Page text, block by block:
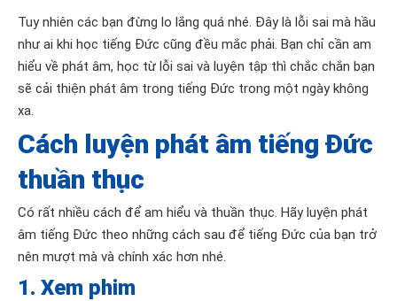
Tuy nhiên các bạn đừng lo lắng quá nhé. Đây là lỗi sai mà hầu
như ai khi học tiếng Đức cũng đều mắc phải. Bạn chỉ cần am
hiểu về phát âm, học từ lỗi sai và luyện tập thì chắc chắn bạn
sẽ cải thiện phát âm trong tiếng Đức trong một ngày không
xa.
Cách luyện phát âm tiếng Đức
thuần thục
Có rất nhiều cách để am hiểu và thuần thục. Hãy luyện phát
âm tiếng Đức theo những cách sau để tiếng Đức của bạn trở
nên mượt mà và chính xác hơn nhé.
1. Xem phim